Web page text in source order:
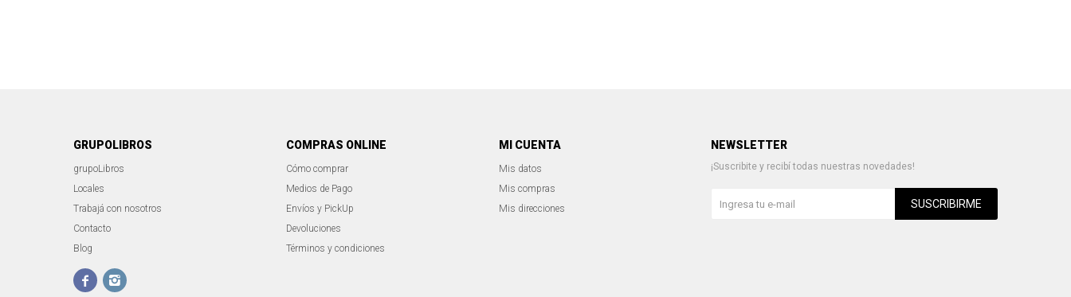
GRUPOLIBROS
grupoLibros
Locales
Trabajá con nosotros
Contacto
Blog
 
COMPRAS ONLINE
Cómo comprar
Medios de Pago
Envíos y PickUp
Devoluciones
Términos y condiciones
MI CUENTA
Mis datos
Mis compras
Mis direcciones
NEWSLETTER
¡Suscribite y recibí todas nuestras novedades!
SUSCRIBIRME